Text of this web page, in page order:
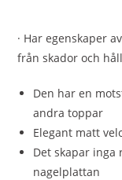
· Har egenskaper
från skador och
Den har en
andra toppar
Elegant matt
Det skapar
nagelplattan